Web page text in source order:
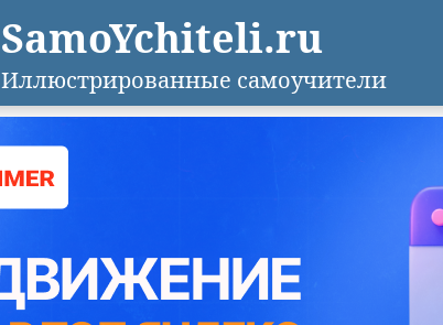
SamoYchiteli.ru
Иллюстрированные самоучители